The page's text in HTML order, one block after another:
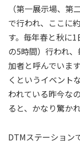
（第一展示場、第
で行われ、ここに
す。毎年春と秋に
の5時間）行われ
加者と呼んでいま
くというイベント
われている昨今な
ると、かなり驚か
DTMステーション